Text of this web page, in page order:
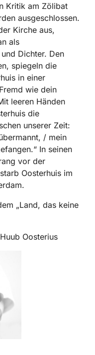
Kritik am Zölibat
ausgeschlossen.
Kirche aus,
als
Dichter. Den
spiegeln die
in einer
wie dein
leeren Händen
die
unserer Zeit:
/ mein
In seinen
vor der
Oosterhuis im
„Land, das keine
Oosterius